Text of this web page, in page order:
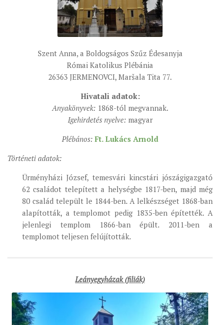
ÉSZAKI ESPERESSÉG
KÖZPONTI ESPERESSÉG
DÉLI ESPERESSÉG
ORGANIGRAMMA
ZSINATI IRODA
KOORDINÁLÓ BIZOTTSÁG
ZSINATI TAGOK
MUNKADOKUMENTUMOK
KISKORÚAK VÉDELME
„GYERMEKVÉDELMI” KIHÍVÁSOK KÁNONJOGI
MEGKÖZELÍTÉSBEN
Szent Anna, a Boldogságos Szűz Édesanyja
Római Katolikus Plébánia
26363 JERMENOVCI, Maršala Tita 77.
Hivatali adatok:
Anyakönyvek: 1868-tól megvannak.
Igehirdetés nyelve: magyar
Plébános: Ft. Lukács Arnold
Történeti adatok:
Ürményházi József, temesvári kincstári jószágigazgató
62 családot telepített a helységbe 1817-ben, majd még
80 család települt le 1844-ben. A lelkészséget 1868-ban
alapították, a templomot pedig 1835-ben építették. A
jelenlegi templom 1866-ban épült. 2011-ben a
templomot teljesen felújították.
Leányegyházak (filiák)